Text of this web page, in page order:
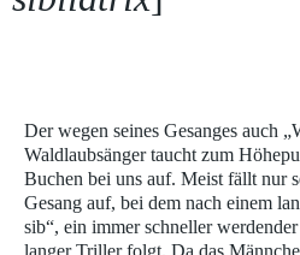
Der wegen seines Gesanges auch
Waldlaubsänger taucht zum
Buchen bei uns auf. Meist fällt nur
Gesang auf, bei dem nach einem
sib“, ein immer schneller
langer Triller folgt. Da das